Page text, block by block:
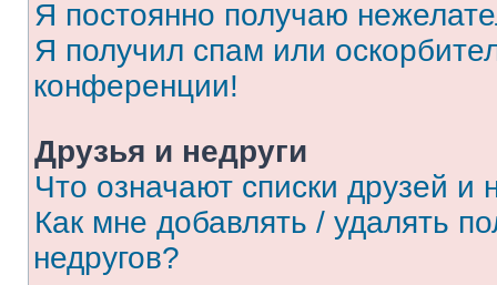
Я постоянно получаю
Я получил спам или
конференции!
Друзья и недруги
Что означают списки друзей и
Как мне добавлять / удалять
недругов?